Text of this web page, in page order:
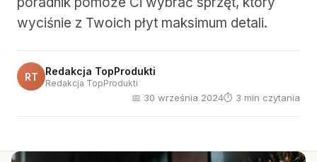
wyciśnie z Twoich płyt maksimum detali.
RT Redakcja TopProdukti
Redakcja TopProdukti
📅 30 września 2024⏱ 3 min czytania